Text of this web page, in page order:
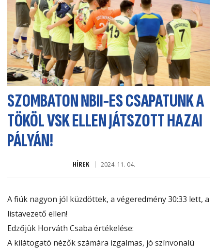
SZOMBATON NBII-ES CSAPATUNK A
TÖKÖL VSK ELLEN JÁTSZOTT HAZAI
PÁLYÁN!
HÍREK 2024. 11. 04.
A fiúk nagyon jól küzdöttek, a végeredmény 30:33 lett, a
listavezető ellen!
Edzőjük Horváth Csaba értékelése:
A kilátogató nézők számára izgalmas, jó színvonalú